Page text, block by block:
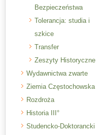
Bezpieczeństwa
Tolerancja: studia i
szkice
Transfer
Zeszyty Historyczne
Wydawnictwa zwarte
Ziemia Częstochowska
Rozdroża
Historia III°
Studencko-Doktorancki